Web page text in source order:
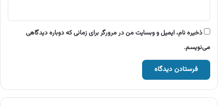
ذخیره نام، ایمیل و وبسایت من در مرورگر برای زمانی که دوباره دیدگاهی
می‌نویسم.